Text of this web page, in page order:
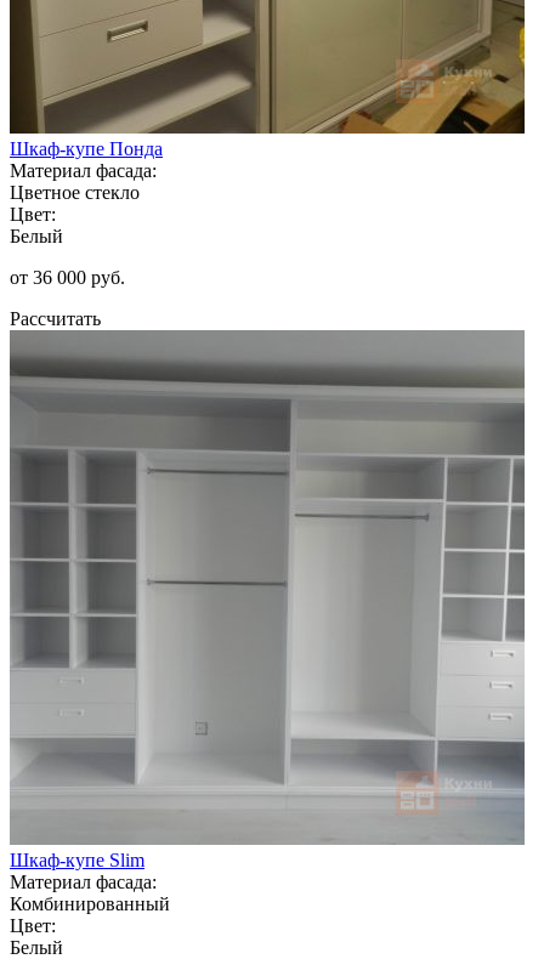
Шкаф-купе Понда
Материал фасада:
Цветное стекло
Цвет:
Белый
от 36 000 руб.
Рассчитать
Шкаф-купе Slim
Материал фасада:
Комбинированный
Цвет:
Белый